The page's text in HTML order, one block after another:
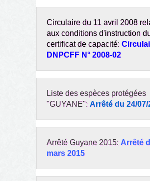
Circulaire du 11 avril 2008
aux conditions d'instruction
certificat de capacité:
DNPCFF N° 2008-02
Liste des espèces protégées
"GUYANE": Arrêté du 24/07/
Arrêté Guyane 2015: Arrêté
mars 2015